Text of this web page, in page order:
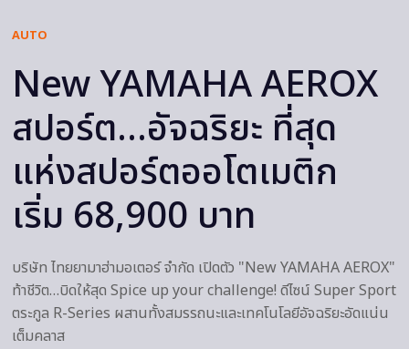
AUTO
New YAMAHA AEROX
สปอร์ต…อัจฉริยะ ที่สุด
แห่งสปอร์ตออโตเมติก
เริ่ม 68,900 บาท
บริษัท ไทยยามาฮ่ามอเตอร์ จำกัด เปิดตัว "New YAMAHA AEROX"
ท้าชีวิต…บิดให้สุด Spice up your challenge! ดีไซน์ Super Sport
ตระกูล R-Series ผสานทั้งสมรรถนะและเทคโนโลยีอัจฉริยะอัดแน่น
เต็มคลาส